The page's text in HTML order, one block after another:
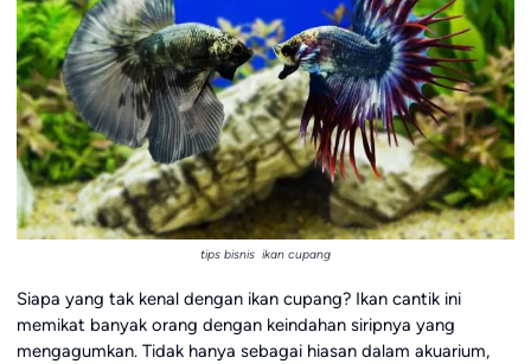
tips bisnis ikan cupang
Siapa yang tak kenal dengan ikan cupang? Ikan cantik ini
memikat banyak orang dengan keindahan siripnya yang
mengagumkan. Tidak hanya sebagai hiasan dalam akuarium,